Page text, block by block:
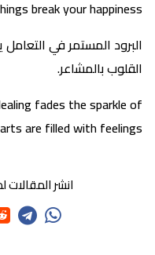
break your happiness
البرود المستمر في
القلوب بالمشاعر.
fades the sparkle of
are filled with feelings
انشر المقالات